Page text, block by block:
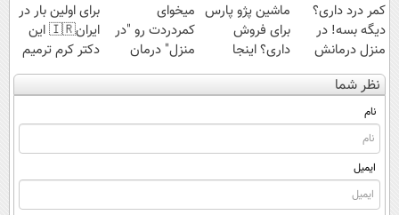
کمر درد داری؟
دیگه بسه! در
منزل درمانش
کن
(◀پرسش‌نامه)
ماشین پژو پارس
برای فروش
داری؟ اینجا
سریع بفروشش
میخوای
کمردردت رو "در
منزل" درمان
کنی؟ (◂فیلم +
◂پرسش‌نامه)
برای اولین بار در
ایران🇮🇷 این
دکتر کرم ترمیم
کننده 23 روزه
ساخت!
نظر شما
نام
ایمیل